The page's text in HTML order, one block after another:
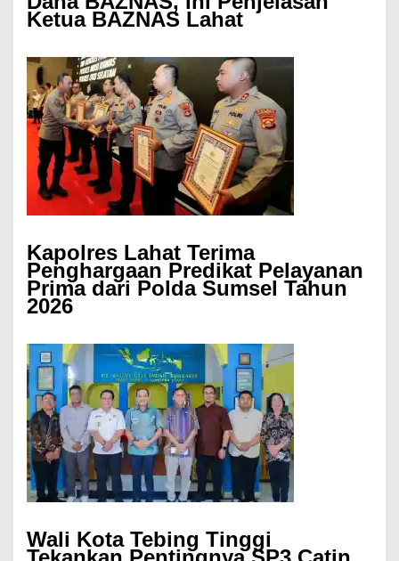
Ketua BAZNAS Lahat
Kapolres Lahat Terima
Penghargaan Predikat Pelayanan
Prima dari Polda Sumsel Tahun
2026
Wali Kota Tebing Tinggi